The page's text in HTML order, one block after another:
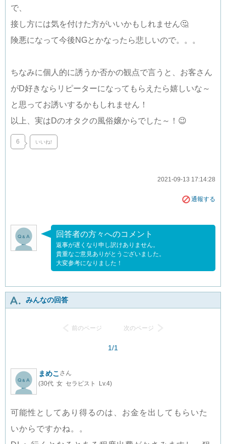
で、
接し方には気を付けた方がいいかもしれません🤔
険悪になって今後NGとかなったら悲しいので。。。
ちなみに個人的に誘うか否かの観点で言うと、お客さん
がD好きならリピーターになってもらえたら嬉しいな～
と思ってお誘いするかもしれません！
以上、実はDのオタクの風俗嬢からでした～！😉
6 いいね!
2021-09-13 17:14:28
通報する
回答者の方々へのコメント
返事が遅くなり申し訳けありません。
貴重なご意見ありがとうございました。
大変参考になりました！
みんなの回答
前のページ 次のページ
1/1
まめこ さん
(30代 女 セラピスト Lv.4)
可能性としてあり得るのは、お金を出してもらいた
いからですかね。。